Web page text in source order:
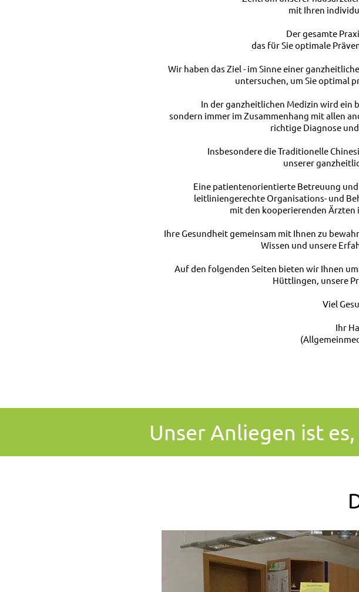
mit Ihren
Der gesamte
das für Sie optimale
Wir haben das Ziel - im Sinne einer
untersuchen, um Sie optimal
In der ganzheitlichen Medizin wird ein
sondern immer im Zusammenhang mit allen
richtige Diagnose
Insbesondere die Traditionelle
unserer
Eine patientenorientierte Betreuung
leitliniengerechte Organisations- und
mit den kooperierenden Ärzten
Ihre Gesundheit gemeinsam mit Ihnen zu
Wissen und unsere
Auf den folgenden Seiten bieten wir Ihnen
Hüttlingen, unsere
Viel
Ihr
Unser Anliegen ist